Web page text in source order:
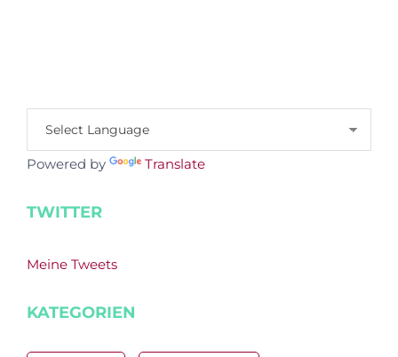
Powered by Translate
TWITTER
Meine Tweets
KATEGORIEN